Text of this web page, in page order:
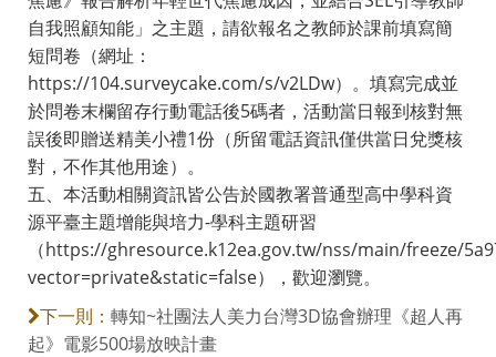
自我照顧知能」之主題，請欲報名之教師於課前填寫簡
短問卷（網址：
https://104.surveycake.com/s/v2LDw）。填寫完成並
於問卷末欄留存行動電話後5碼者，活動當日報到核對無
誤後即贈送精美小禮1份（所留電話資訊僅供當日兌獎核
對，不作其他用途）。
五、本活動相關資訊皆公告於國教署普通型高中學科資
源平臺主題增能與培力-學科主題研習
（https://ghresource.k12ea.gov.tw/nss/main/freeze/
vector=private&static=false），歡迎瀏覽。
下一則： 轉知~社團法人美力台灣3D協會辦理《超人再
起》電影500場放映計畫